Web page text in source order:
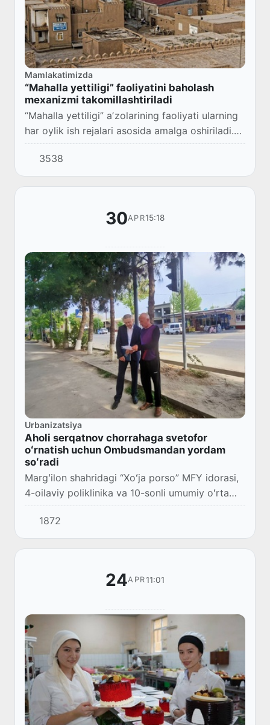
Mamlakatimizda
“Mahalla yettiligi” faoliyatini baholash
mexanizmi takomillashtiriladi
“Mahalla yettiligi” aʼzolarining faoliyati ularning
har oylik ish rejalari asosida amalga oshiriladi.
Yettilikning har bir aʼzosiga ustuvor tadbirlar va
vazifalar ajratiladi.
3538
30APR15:18
Urbanizatsiya
Aholi serqatnov chorrahaga svetofor
oʻrnatish uchun Ombudsmandan yordam
soʻradi
Margʻilon shahridagi “Xoʻja porso” MFY idorasi,
4-oilaviy poliklinika va 10-sonli umumiy oʻrta
taʼlim maktabi yoʻl yoqasiga yaqin joylashgan.
Mazkur hudud aholisi, maktab oʻquvchil...
1872
24APR11:01